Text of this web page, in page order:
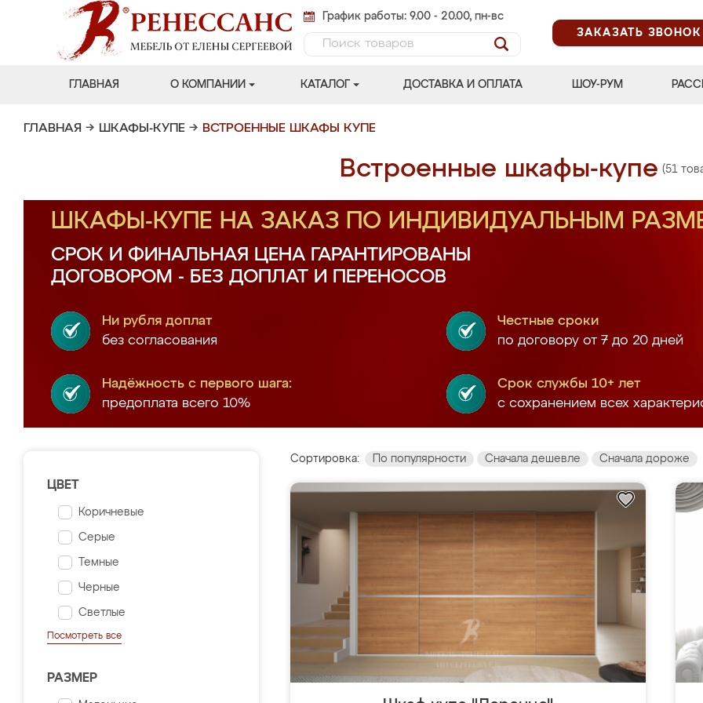
График работы: 9.00 - 20.00, пн-вс
ЗАКАЗАТЬ ЗВОНОК
ГЛАВНАЯ О КОМПАНИИ КАТАЛОГ ДОСТАВКА И ОПЛАТА ШОУ-РУМ
ГЛАВНАЯ → ШКАФЫ-КУПЕ → ВСТРОЕННЫЕ ШКАФЫ КУПЕ
Встроенные шкафы-купе (51
ШКАФЫ-КУПЕ НА ЗАКАЗ ПО ИНДИВИДУАЛЬНЫМ
СРОК И ФИНАЛЬНАЯ ЦЕНА ГАРАНТИРОВАНЫ
ДОГОВОРОМ - БЕЗ ДОПЛАТ И ПЕРЕНОСОВ
Ни рубля доплат
без согласования
Честные сроки
по договору от 7 до 20 дней
Надёжность с первого шага:
предоплата всего 10%
Срок службы 10+ лет
с сохранением всех
ЦВЕТ
Коричневые
Серые
Темные
Черные
Светлые
Посмотреть все
РАЗМЕР
Сортировка: По популярности Сначала дешевле Сначала дороже